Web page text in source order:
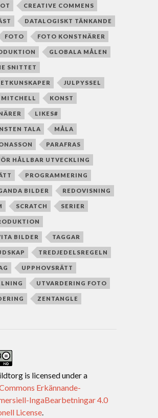
CREATIVE COMMENS
DATALOGISKT TÄNKANDE
FOTO FOTO KONSTNÄRER
GLOBALA MÅLEN
SNITTET
JULPYSSEL
MITCHELL KONST
LIKES#
TALA MÅLA
PARAFRAS
HÅLLBAR UTVECKLING
PROGRAMMERING
BILDER REDOVISNING
SCRATCH SERIER
BILDER TAGGAR
TREDJEDELSREGELN
UPPHOVSRÄTT
UTVARDERING FOTO
ZENTANGLE
is licensed under a
Erkännande-
IngaBearbetningar 4.0
License.